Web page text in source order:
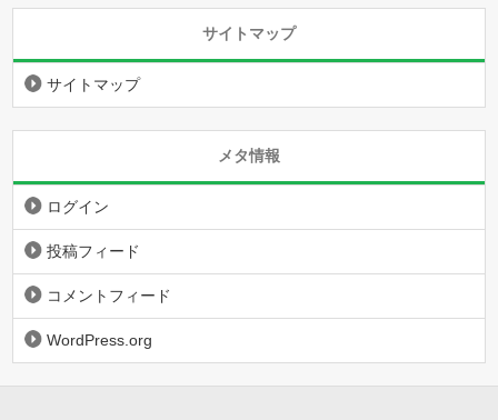
サイトマップ
サイトマップ
メタ情報
ログイン
投稿フィード
コメントフィード
WordPress.org